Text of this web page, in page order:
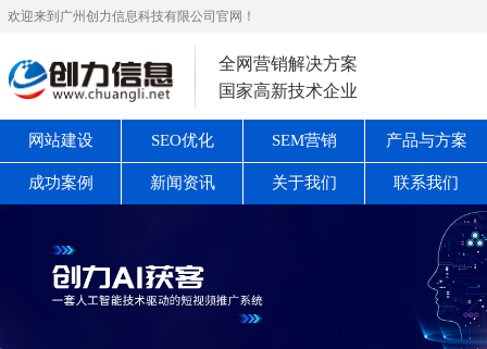
欢迎来到广州创力信息科技有限公司官网！
全网营销解决方案
国家高新技术企业
网站建设 SEO优化 SEM营销 产品与方案
成功案例 新闻资讯 关于我们 联系我们